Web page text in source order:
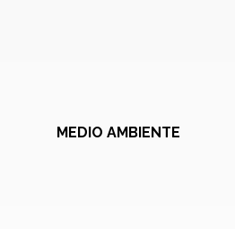
MEDIO AMBIENTE